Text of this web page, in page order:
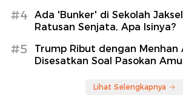
#4
Ada 'Bunker' di Sekolah
Ratusan Senjata, Apa Isinya?
#5
Trump Ribut dengan Menhan
Disesatkan Soal Pasokan
Lihat Selengkapnya